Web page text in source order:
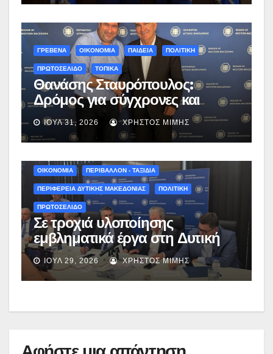
εργασίες στο Δημοτικό Στάδιο
Γρεβενών «Μίλτος Τεντόγλου»
ΓΡΕΒΕΝΑ ΟΙΚΟΝΟΜΙΑ ΠΑΙΔΕΙΑ ΠΟΛΙΤΙΚΗ
ΠΡΩΤΟΣΕΛΙΔΟ ΤΟΠΙΚΑ
Θανάσης Σταυρόπουλος:
Δρόμος για σύγχρονες και
«πράσινες» σχολικές αυλές στα
Γρεβενά μετά από συζήτηση με
τον Αναπληρωτή Υπουργό
Εθνικής Οικονομίας και
Οικονομικών, Νίκο Παπαθανάση
ΙΟΎΛ 31, 2026 ΧΡΉΣΤΟΣ ΜΊΜΗΣ
ΟΙΚΟΝΟΜΙΑ ΠΕΡΙΒΑΛΛΟΝ - ΤΑΞΙΔΙΑ
ΠΕΡΙΦΕΡΕΙΑ ΔΥΤΙΚΗΣ ΜΑΚΕΔΟΝΙΑΣ ΠΟΛΙΤΙΚΗ
ΠΡΩΤΟΣΕΛΙΔΟ
Σε τροχιά υλοποίησης
εμβληματικά έργα στη Δυτική
Μακεδονία: Ο απολογισμός του
Γιώργου Αμανατίδη μετά την
κυβερνητική περιοδεία –
ΙΟΎΛ 29, 2026 ΧΡΉΣΤΟΣ ΜΊΜΗΣ